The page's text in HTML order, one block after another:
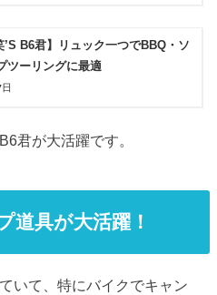
’S B6君】リュック一つでBBQ・ソ
ツーリングに最適
君が大活躍です。
道具が大活躍！
いて、特にバイクでキャン